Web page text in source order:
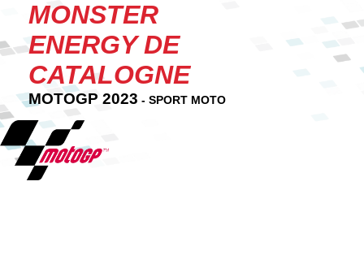
MONSTER
ENERGY DE
CATALOGNE
MOTOGP 2023 - SPORT MOTO